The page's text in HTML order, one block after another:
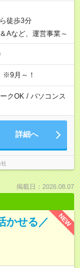
徒歩3分
Aなど、運営事業～
月～！
クOK / パソコンス
詳細へ
掲載日：2026.08.07
NEW
かせる／